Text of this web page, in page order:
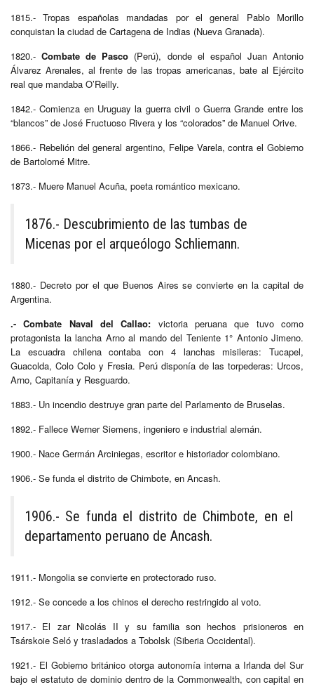
1815.- Tropas españolas mandadas por el general Pablo Morillo
conquistan la ciudad de Cartagena de Indias (Nueva Granada).
1820.-Combate de Pasco (Perú), donde el español Juan Antonio
Álvarez Arenales, al frente de las tropas americanas, bate al Ejército
real que mandaba O’Reilly.
1842.- Comienza en Uruguay la guerra civil o Guerra Grande entre los
“blancos” de José Fructuoso Rivera y los “colorados” de Manuel Orive.
1866.- Rebelión del general argentino, Felipe Varela, contra el Gobierno
de Bartolomé Mitre.
1873.- Muere Manuel Acuña, poeta romántico mexicano.
1876.- Descubrimiento de las tumbas de
Micenas por el arqueólogo Schliemann.
1880.- Decreto por el que Buenos Aires se convierte en la capital de
Argentina.
.-Combate Naval del Callao: victoria peruana que tuvo como
protagonista la lancha Arno al mando del Teniente 1° Antonio Jimeno.
La escuadra chilena contaba con 4 lanchas misileras: Tucapel,
Guacolda, Colo Colo y Fresia. Perú disponía de las torpederas: Urcos,
Arno, Capitanía y Resguardo.
1883.- Un incendio destruye gran parte del Parlamento de Bruselas.
1892.- Fallece Werner Siemens, ingeniero e industrial alemán.
1900.- Nace Germán Arciniegas, escritor e historiador colombiano.
1906.- Se funda el distrito de Chimbote, en Ancash.
1906.- Se funda el distrito de Chimbote, en el
departamento peruano de Ancash.
1911.- Mongolia se convierte en protectorado ruso.
1912.- Se concede a los chinos el derecho restringido al voto.
1917.- El zar Nicolás II y su familia son hechos prisioneros en
Tsárskoie Seló y trasladados a Tobolsk (Siberia Occidental).
1921.- El Gobierno británico otorga autonomía interna a Irlanda del Sur
bajo el estatuto de dominio dentro de la Commonwealth, con capital en